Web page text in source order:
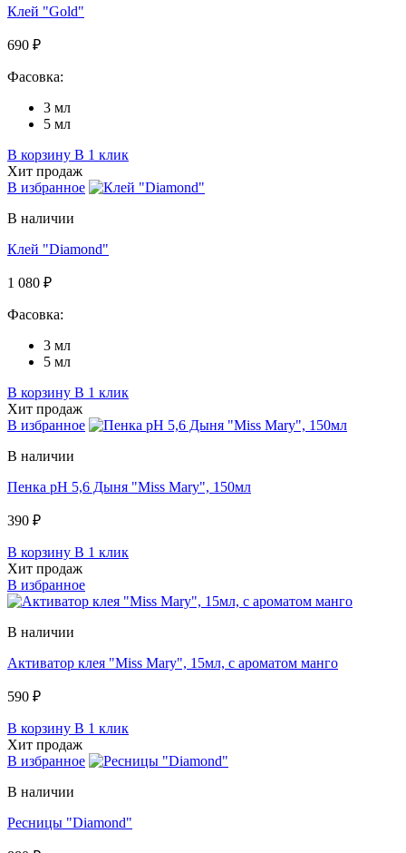
Клей "Gold"
690 ₽
Фасовка:
3 мл
5 мл
В корзину В 1 клик
Хит продаж
В избранное
В наличии
Клей "Diamond"
1 080 ₽
Фасовка:
3 мл
5 мл
В корзину В 1 клик
Хит продаж
В избранное
В наличии
Пенка pH 5,6 Дыня "Miss Mary", 150мл
390 ₽
В корзину В 1 клик
Хит продаж
В избранное
В наличии
Активатор клея "Miss Mary", 15мл, c ароматом манго
590 ₽
В корзину В 1 клик
Хит продаж
В избранное
В наличии
Ресницы "Diamond"